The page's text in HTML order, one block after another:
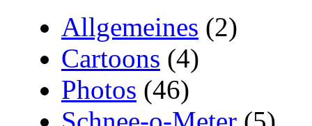
Allgemeines (2)
Cartoons (4)
Photos (46)